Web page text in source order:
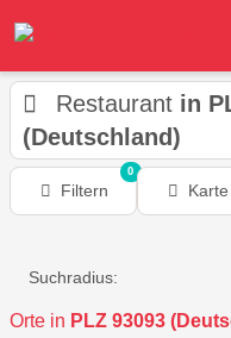
Restaurant in
(Deutschland)
Filtern
0
Karte
Suchradius:
Orte in PLZ 93093